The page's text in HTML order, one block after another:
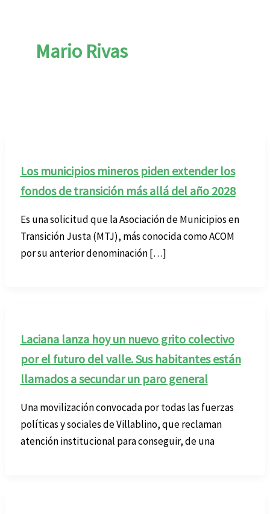
Mario Rivas
Los municipios mineros piden extender los
fondos de transición más allá del año 2028
Es una solicitud que la Asociación de Municipios en
Transición Justa (MTJ), más conocida como ACOM
por su anterior denominación […]
Laciana lanza hoy un nuevo grito colectivo
por el futuro del valle. Sus habitantes están
llamados a secundar un paro general
Una movilización convocada por todas las fuerzas
políticas y sociales de Villablino, que reclaman
atención institucional para conseguir, de una